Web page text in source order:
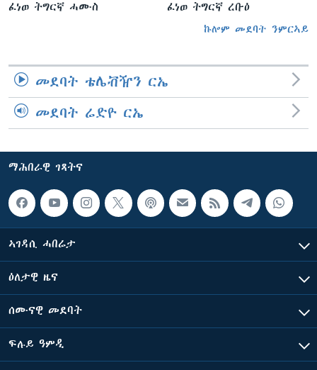
ፈነወ ትግርኛ ሓሙስ ፈነወ ትግርኛ ረቡዕ
ኩሎም መደባት ንምርኣይ
መደባት ቴሌቭዥን ርኤ
መደባት ሬድዮ ርኤ
ማሕበራዊ ገጻትና
ኣገዳሲ ሓበሬታ
ዕለታዊ ዜና
ሰሙናዊ መደባት
ፍሉይ ዓምዲ